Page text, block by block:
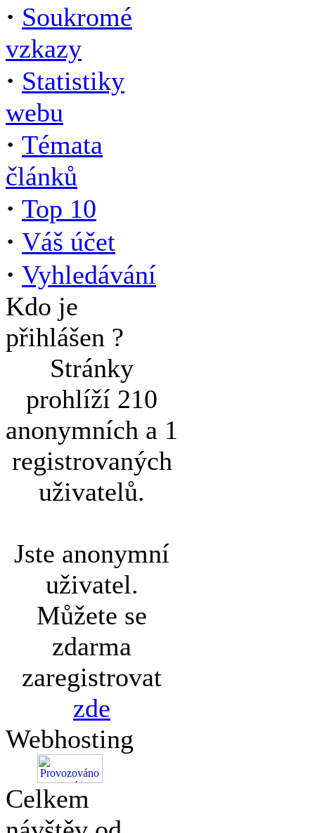
· Soukromé
vzkazy
· Statistiky
webu
· Témata
článků
· Top 10
· Váš účet
· Vyhledávání
Kdo je
přihlášen ?
Stránky
prohlíží 210
anonymních a 1
registrovaných
uživatelů.
Jste anonymní
uživatel.
Můžete se
zdarma
zaregistrovat
zde
Webhosting
Celkem